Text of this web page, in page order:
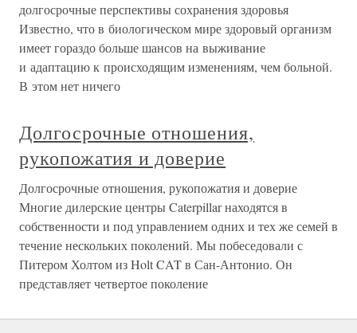
долгосрочные перспективы сохранения здоровья
Известно, что в биологическом мире здоровый организм
имеет гораздо больше шансов на выживание
и адаптацию к происходящим изменениям, чем больной.
В этом нет ничего
Долгосрочные отношения,
рукопожатия и доверие
Долгосрочные отношения, рукопожатия и доверие
Многие дилерские центры Caterpillar находятся в
собственности и под управлением одних и тех же семей в
течение нескольких поколений. Мы побеседовали с
Питером Холтом из Holt CAT в Сан-Антонио. Он
представляет четвертое поколение